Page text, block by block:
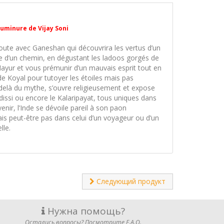
de Vijay Soni
avec Ganeshan qui découvrira les vertus d’un
chemin, en dégustant les ladoos gorgés de
et vous prémunir d’un mauvais esprit tout en
Koyal pour tutoyer les étoiles mais pas
du mythe, s’ouvre religieusement et expose
ou encore le Kalaripayat, tous uniques dans
l’Inde se dévoile pareil à son paon
être pas dans celui d’un voyageur ou d’un
Следующий продукт
Нужна помощь?
Остались вопросы? Посмотрите F.A.Q.